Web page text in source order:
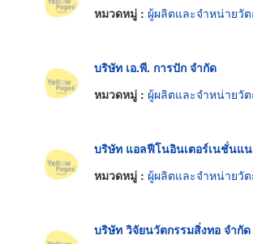
หมวดหมู่ : ผู้ผลิตและจำหน่ายวั
บริษัท เอ.พี. การปัก จำกัด
หมวดหมู่ : ผู้ผลิตและจำหน่ายวั
บริษัท แอลฟีโนอินเตอร์เนชั่นแ
หมวดหมู่ : ผู้ผลิตและจำหน่ายวั
บริษัท วิจัยนวัตกรรมสิ่งทอ จำกัด